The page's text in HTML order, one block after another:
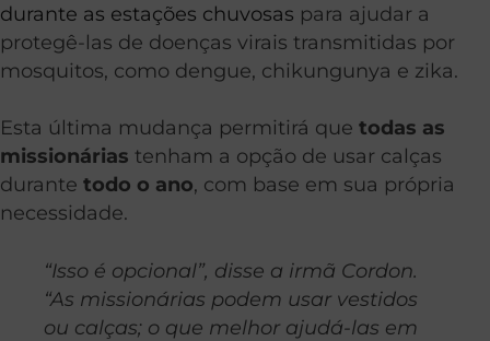
durante as estações chuvosas para ajudar a
protegê-las de doenças virais transmitidas por
mosquitos, como dengue, chikungunya e zika.
Esta última mudança permitirá que todas as
missionárias tenham a opção de usar calças
durante todo o ano, com base em sua própria
necessidade.
“Isso é opcional”, disse a irmã Cordon.
“As missionárias podem usar vestidos
ou calças; o que melhor ajudá-las em